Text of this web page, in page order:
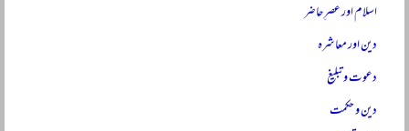
اسلام اور عصرِ حاضر
دین اور معاشرہ
دعوت و تبلیغ
دین و حکمت